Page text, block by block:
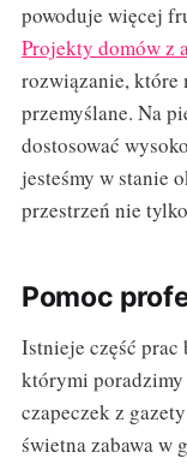
powoduje więcej
Projekty domów z
rozwiązanie, które
przemyślane. Na
dostosować
jesteśmy w stanie
przestrzeń nie
Pomoc
Istnieje część prac
którymi poradzimy
czapeczek z
świetna zabawa w